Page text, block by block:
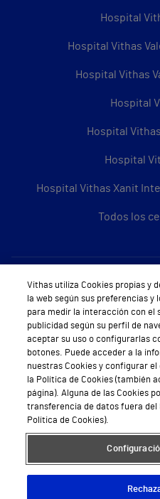
Hospital
Hospital Vithas
Hospital Vithas
Hospital
Hospital
Hospital
Hospital Vithas Xanit
Todos los
Sobre
Trabajar
Teléfono
Teléfono
Política de
Conoce
Vithas utiliza Cookies propias y
la web según sus preferencias
para medir la interacción con el
publicidad según su perfil de
aceptar su uso o configurarlas
botones. Puede acceder a la
nuestras Cookies y configurar
la Política de Cookies (también
página). Alguna de las Cookies
transferencia de datos fuera del
Política de Cookies).